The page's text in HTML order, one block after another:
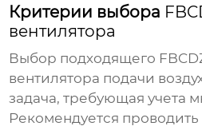
Критерии выбора
вентилятора
Выбор подходящего
вентилятора подачи
задача, требующая учета
Рекомендуется